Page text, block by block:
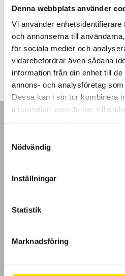
Denna webbplats använder
Vi använder
och annonserna till
för sociala medier och
vidarebefordrar även sådana
information från din enhet till
annons- och analysföretag
Dessa kan i sin tur kombinera
information som du har
Nödvändig
Inställningar
Statistik
Marknadsföring
Analoga
Vi levererar analoga
både enstaka samt i